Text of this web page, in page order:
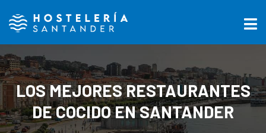
LOS MEJORES RESTAURANTES
DE COCIDO EN SANTANDER